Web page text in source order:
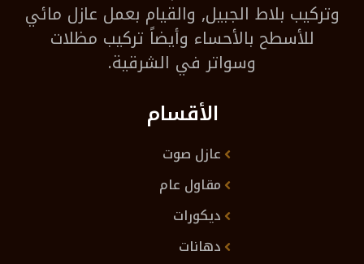
وتركيب بلاط الجبيل, والقيام بعمل عازل مائي
للأسطح بالأحساء وأيضاً تركيب مظلات
وسواتر في الشرقية.
الأقسام
عازل صوت
مقاول عام
ديكورات
دهانات